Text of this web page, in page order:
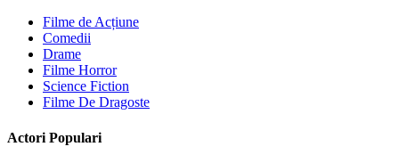
Filme de Acțiune
Comedii
Drame
Filme Horror
Science Fiction
Filme De Dragoste
Actori Populari